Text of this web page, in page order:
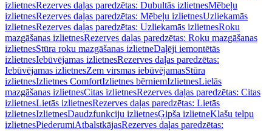
izlietnesRezerves daļas paredzētas: Dubultās izlietnesMēbeļu
izlietnesRezerves daļas paredzētas: Mēbeļu izlietnesUzliekamās
izlietnesRezerves daļas paredzētas: Uzliekamās izlietnesRoku
mazgāšanas izlietnesRezerves daļas paredzētas: Roku mazgāšanas
izlietnesStūra roku mazgāšanas izlietneDaļēji iemontētās
izlietnesIebūvējamas izlietnesRezerves daļas paredzētas:
Iebūvējamas izlietnesZem virsmas iebūvējamasStūra
izlietnesIzlietnes ComfortIzlietnes bērniemIzlietnesLielās
mazgāšanas izlietnesCitas izlietnesRezerves daļas paredzētas: Citas
izlietnesLietās izlietnesRezerves daļas paredzētas: Lietās
izlietnesIzlietnesDaudzfunkciju izlietnesĢipša izlietneKlašu telpu
izlietnesPiederumiAtbalstkājasRezerves daļas paredzētas: